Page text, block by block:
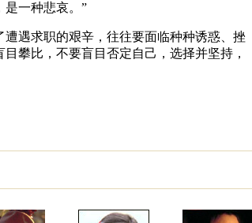
是一种悲哀。”
遇求职的艰辛，往往要面临种种诱惑、挫
攀比，不要盲目否定自己，选择并坚持，